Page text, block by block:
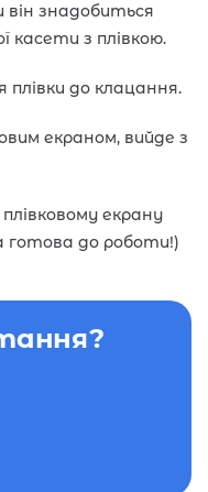
він знадобиться
касети з плівкою.
плівки до клацання.
екраном, вийде з
екрану
готова до роботи!)